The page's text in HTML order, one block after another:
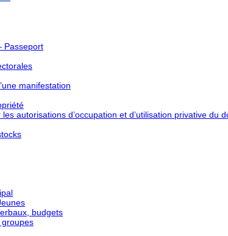
Passeport
manifestation
autorisations d’occupation et d’utilisation privative du
budgets
groupes